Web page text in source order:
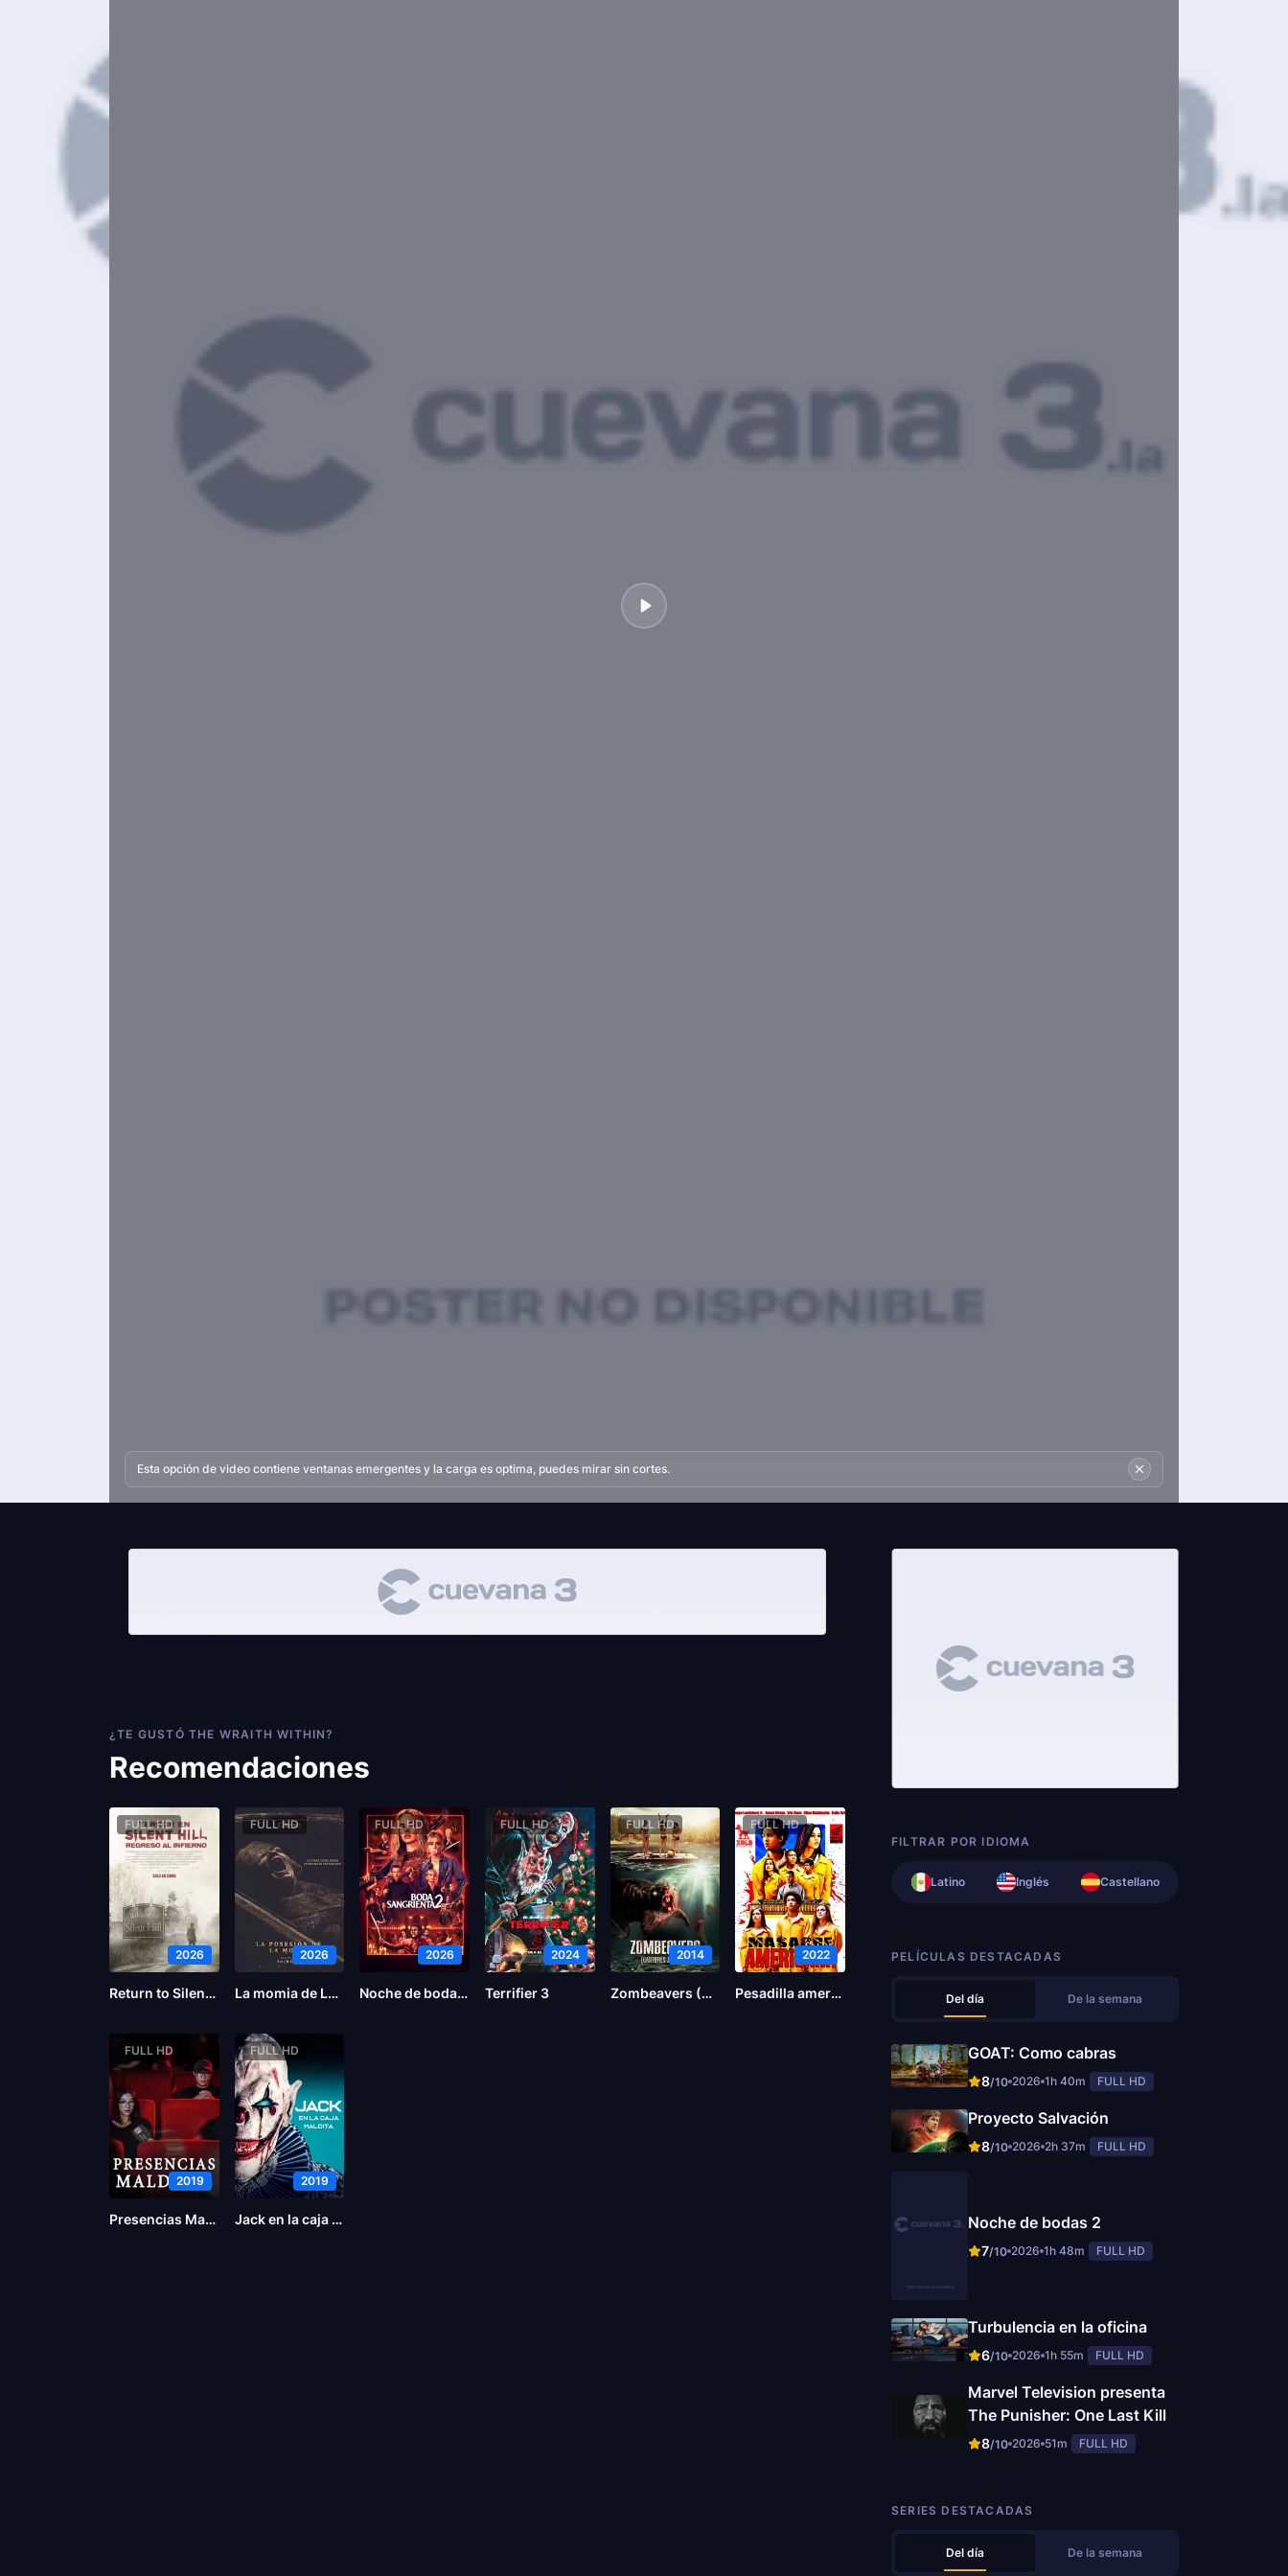
Esta opción de video contiene ventanas emergentes y la carga es optima, puedes mirar sin cortes.
¿TE GUSTÓ THE WRAITH WITHIN?
Recomendaciones
FULL HD
2026
Return to Silent Hill
FULL HD
2026
La momia de Lee Cronin
FULL HD
2026
Noche de bodas 2
FULL HD
2024
Terrifier 3
FULL HD
2014
Zombeavers (Castores zombies)
FULL HD
2022
Pesadilla americana
FULL HD
2019
Presencias Malditas
FULL HD
2019
Jack en la caja maldita
FILTRAR POR IDIOMA
Latino Inglés Castellano
PELÍCULAS DESTACADAS
Del día De la semana
GOAT: Como cabras
8/10 2026 1h 40m FULL HD
Proyecto Salvación
8/10 2026 2h 37m FULL HD
Noche de bodas 2
7/10 2026 1h 48m FULL HD
Turbulencia en la oficina
6/10 2026 1h 55m FULL HD
Marvel Television presenta
The Punisher: One Last Kill
8/10 2026 51m FULL HD
SERIES DESTACADAS
Del día De la semana